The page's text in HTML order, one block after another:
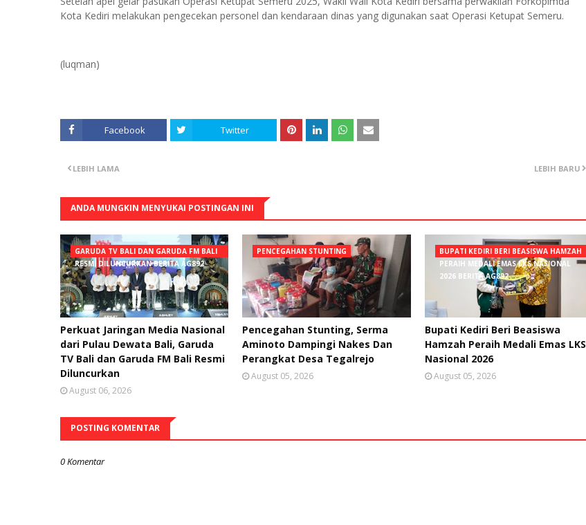
Kota Kediri melakukan pengecekan personel dan kendaraan dinas yang digunakan saat Operasi Ketupat Semeru.
(luqman)
Facebook Twitter
LEBIH BARU
LEBIH LAMA
ANDA MUNGKIN MENYUKAI POSTINGAN INI
GARUDA TV BALI DAN GARUDA FM BALI
RESMI DILUNCURKAN BERITA AG892
Perkuat Jaringan Media Nasional
dari Pulau Dewata Bali, Garuda
TV Bali dan Garuda FM Bali Resmi
Diluncurkan
August 06, 2026
PENCEGAHAN STUNTING
Pencegahan Stunting, Serma
Aminoto Dampingi Nakes Dan
Perangkat Desa Tegalrejo
August 05, 2026
BUPATI KEDIRI BERI BEASISWA HAMZAH
PERAIH MEDALI EMAS LKS NASIONAL
2026 BERITA AG892
Bupati Kediri Beri Beasiswa
Hamzah Peraih Medali Emas LKS
Nasional 2026
August 05, 2026
POSTING KOMENTAR
0 Komentar